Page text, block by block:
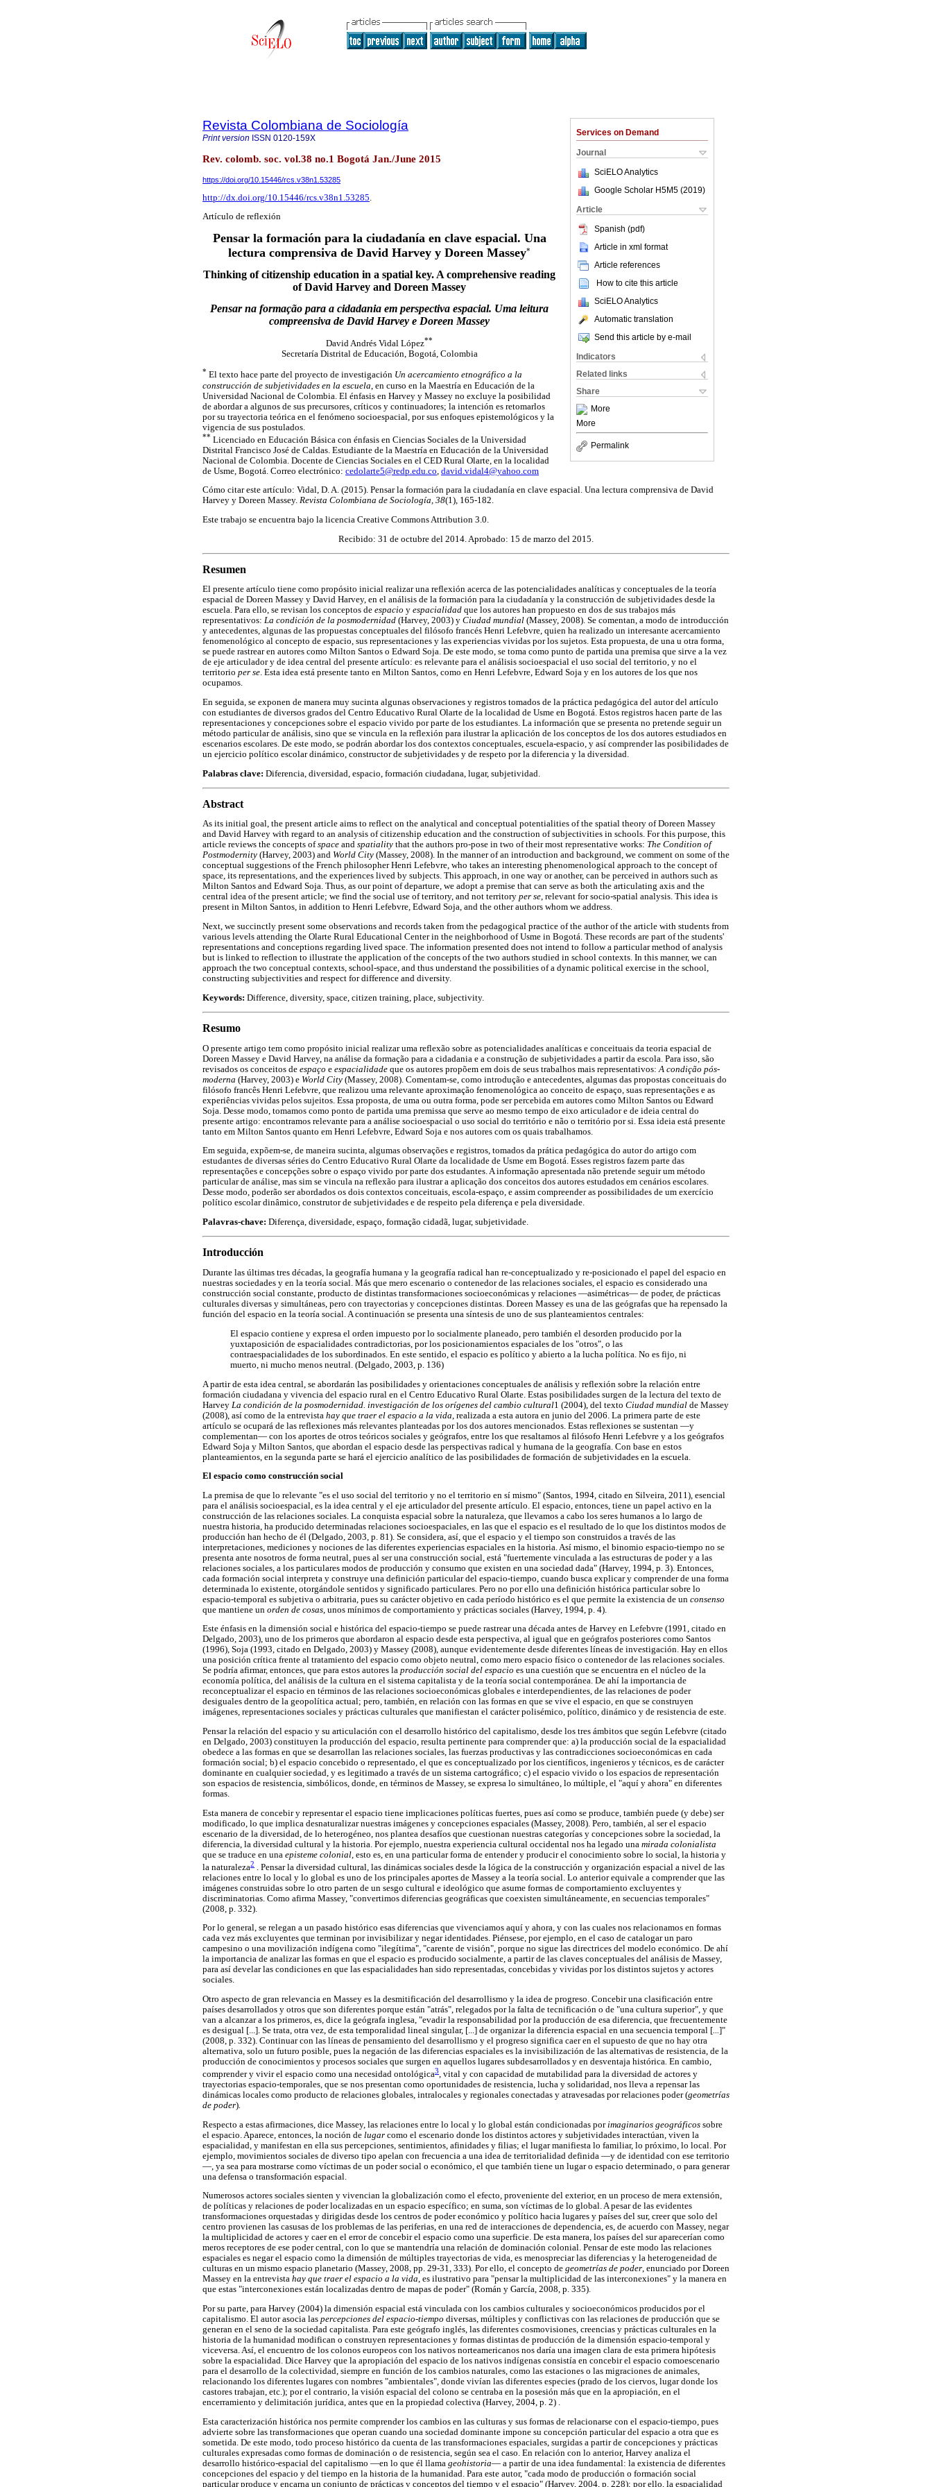
Services on Demand
Journal
SciELO Analytics
Google Scholar H5M5 (2019)
Article
Spanish (pdf)
Article in xml format
Article references
How to cite this article
SciELO Analytics
Automatic translation
Send this article by e-mail
Indicators
Related links
Share
More
More
Permalink
Revista Colombiana de Sociología
Print version ISSN 0120-159X
Rev. colomb. soc. vol.38 no.1 Bogotá Jan./June 2015
https://doi.org/10.15446/rcs.v38n1.53285
http://dx.doi.org/10.15446/rcs.v38n1.53285
Artículo de reflexión
Pensar la formación para la ciudadanía en clave espacial. Una
lectura comprensiva de David Harvey y Doreen Massey*
Thinking of citizenship education in a spatial key. A comprehensive reading
of David Harvey and Doreen Massey
Pensar na formação para a cidadania em perspectiva espacial. Uma leitura
compreensiva de David Harvey e Doreen Massey
David Andrés Vidal López**
Secretaría Distrital de Educación, Bogotá, Colombia
* El texto hace parte del proyecto de investigación Un acercamiento etnográfico a la
construcción de subjetividades en la escuela , en curso en la Maestría en Educación de la
Universidad Nacional de Colombia. El énfasis en Harvey y Massey no excluye la posibilidad
de abordar a algunos de sus precursores, críticos y continuadores; la intención es retomarlos
por su trayectoria teórica en el fenómeno socioespacial, por sus enfoques epistemológicos y la
vigencia de sus postulados.
** Licenciado en Educación Básica con énfasis en Ciencias Sociales de la Universidad
Distrital Francisco José de Caldas. Estudiante de la Maestría en Educación de la Universidad
Nacional de Colombia. Docente de Ciencias Sociales en el CED Rural Olarte, en la localidad
de Usme, Bogotá. Correo electrónico: cedolarte5@redp.edu.co david.vidal4@yahoo.com
Cómo citar este artículo: Vidal, D. A. (2015). Pensar la formación para la ciudadanía en clave espacial. Una lectura comprensiva de David
Harvey y Doreen Massey. Revista Colombiana de Sociología, 38(1), 165-182.
Este trabajo se encuentra bajo la licencia Creative Commons Attribution 3.0.
Recibido: 31 de octubre del 2014. Aprobado: 15 de marzo del 2015.
Resumen
El presente artículo tiene como propósito inicial realizar una reflexión acerca de las potencialidades analíticas y conceptuales de la teoría
espacial de Doreen Massey y David Harvey, en el análisis de la formación para la ciudadanía y la construcción de subjetividades desde la
escuela. Para ello, se revisan los conceptos de espacio y espacialidad que los autores han propuesto en dos de sus trabajos más
representativos: La condición de la posmodernidad (Harvey, 2003) y Ciudad mundial (Massey, 2008). Se comentan, a modo de introducción
y antecedentes, algunas de las propuestas conceptuales del filósofo francés Henri Lefebvre, quien ha realizado un interesante acercamiento
fenomenológico al concepto de espacio, sus representaciones y las experiencias vividas por los sujetos. Esta propuesta, de una u otra forma,
se puede rastrear en autores como Milton Santos o Edward Soja. De este modo, se toma como punto de partida una premisa que sirve a la vez
de eje articulador y de idea central del presente artículo: es relevante para el análisis socioespacial el uso social del territorio, y no el
territorio per se. Esta idea está presente tanto en Milton Santos, como en Henri Lefebvre, Edward Soja y en los autores de los que nos
ocupamos.
En seguida, se exponen de manera muy sucinta algunas observaciones y registros tomados de la práctica pedagógica del autor del artículo
con estudiantes de diversos grados del Centro Educativo Rural Olarte de la localidad de Usme en Bogotá. Estos registros hacen parte de las
representaciones y concepciones sobre el espacio vivido por parte de los estudiantes. La información que se presenta no pretende seguir un
método particular de análisis, sino que se vincula en la reflexión para ilustrar la aplicación de los conceptos de los dos autores estudiados en
escenarios escolares. De este modo, se podrán abordar los dos contextos conceptuales, escuela-espacio, y así comprender las posibilidades de
un ejercicio político escolar dinámico, constructor de subjetividades y de respeto por la diferencia y la diversidad.
Palabras clave: Diferencia, diversidad, espacio, formación ciudadana, lugar, subjetividad.
Abstract
As its initial goal, the present article aims to reflect on the analytical and conceptual potentialities of the spatial theory of Doreen Massey
and David Harvey with regard to an analysis of citizenship education and the construction of subjectivities in schools. For this purpose, this
article reviews the concepts ofspace and spatiality that the authors pro-pose in two of their most representative works: The Condition of
Postmodernity (Harvey, 2003) and World City (Massey, 2008). In the manner of an introduction and background, we comment on some of the
conceptual suggestions of the French philosopher Henri Lefebvre, who takes an interesting phenomenological approach to the concept of
space, its representations, and the experiences lived by subjects. This approach, in one way or another, can be perceived in authors such as
Milton Santos and Edward Soja. Thus, as our point of departure, we adopt a premise that can serve as both the articulating axis and the
central idea of the present article; we find the social use of territory, and not territory per se, relevant for socio-spatial analysis. This idea is
present in Milton Santos, in addition to Henri Lefebvre, Edward Soja, and the other authors whom we address.
Next, we succinctly present some observations and records taken from the pedagogical practice of the author of the article with students from
various levels attending the Olarte Rural Educational Center in the neighborhood of Usme in Bogotá. These records are part of the students'
representations and conceptions regarding lived space. The information presented does not intend to follow a particular method of analysis
but is linked to reflection to illustrate the application of the concepts of the two authors studied in school contexts. In this manner, we can
approach the two conceptual contexts, school-space, and thus understand the possibilities of a dynamic political exercise in the school,
constructing subjectivities and respect for difference and diversity.
Keywords: Difference, diversity, space, citizen training, place, subjectivity.
Resumo
O presente artigo tem como propósito inicial realizar uma reflexão sobre as potencialidades analíticas e conceituais da teoria espacial de
Doreen Massey e David Harvey, na análise da formação para a cidadania e a construção de subjetividades a partir da escola. Para isso, são
revisados os conceitos de espaço e espacialidade que os autores propõem em dois de seus trabalhos mais representativos: A condição pós-
moderna (Harvey, 2003) e World City (Massey, 2008). Comentam-se, como introdução e antecedentes, algumas das propostas conceituais do
filósofo francês Henri Lefebvre, que realizou uma relevante aproximação fenomenológica ao conceito de espaço, suas representações e as
experiências vividas pelos sujeitos. Essa proposta, de uma ou outra forma, pode ser percebida em autores como Milton Santos ou Edward
Soja. Desse modo, tomamos como ponto de partida uma premissa que serve ao mesmo tempo de eixo articulador e de ideia central do
presente artigo: encontramos relevante para a análise socioespacial o uso social do território e não o território por si. Essa ideia está presente
tanto em Milton Santos quanto em Henri Lefebvre, Edward Soja e nos autores com os quais trabalhamos.
Em seguida, expõem-se, de maneira sucinta, algumas observações e registros, tomados da prática pedagógica do autor do artigo com
estudantes de diversas séries do Centro Educativo Rural Olarte da localidade de Usme em Bogotá. Esses registros fazem parte das
representações e concepções sobre o espaço vivido por parte dos estudantes. A informação apresentada não pretende seguir um método
particular de análise, mas sim se vincula na reflexão para ilustrar a aplicação dos conceitos dos autores estudados em cenários escolares.
Desse modo, poderão ser abordados os dois contextos conceituais, escola-espaço, e assim compreender as possibilidades de um exercício
político escolar dinâmico, construtor de subjetividades e de respeito pela diferença e pela diversidade.
Palavras-chave: Diferença, diversidade, espaço, formação cidadã, lugar, subjetividade.
Introducción
Durante las últimas tres décadas, la geografía humana y la geografía radical han re-conceptualizado y re-posicionado el papel del espacio en
nuestras sociedades y en la teoría social. Más que mero escenario o contenedor de las relaciones sociales, el espacio es considerado una
construcción social constante, producto de distintas transformaciones socioeconómicas y relaciones —asimétricas— de poder, de prácticas
culturales diversas y simultáneas, pero con trayectorias y concepciones distintas. Doreen Massey es una de las geógrafas que ha repensado la
función del espacio en la teoría social. A continuación se presenta una síntesis de uno de sus planteamientos centrales:
El espacio contiene y expresa el orden impuesto por lo socialmente planeado, pero también el desorden producido por la
yuxtaposición de espacialidades contradictorias, por los posicionamientos espaciales de los "otros", o las
contraespacialidades de los subordinados. En este sentido, el espacio es político y abierto a la lucha política. No es fijo, ni
muerto, ni mucho menos neutral. (Delgado, 2003, p. 136)
A partir de esta idea central, se abordarán las posibilidades y orientaciones conceptuales de análisis y reflexión sobre la relación entre
formación ciudadana y vivencia del espacio rural en el Centro Educativo Rural Olarte. Estas posibilidades surgen de la lectura del texto de
Harvey La condición de la posmodernidad. investigación de los orígenes del cambio cultural1 (2004), del texto Ciudad mundial de Massey
(2008), así como de la entrevista hay que traer el espacio a la vida , realizada a esta autora en junio del 2006. La primera parte de este
artículo se ocupará de las reflexiones más relevantes planteadas por los dos autores mencionados. Estas reflexiones se sustentan —y
complementan— con los aportes de otros teóricos sociales y geógrafos, entre los que resaltamos al filósofo Henri Lefebvre y a los geógrafos
Edward Soja y Milton Santos, que abordan el espacio desde las perspectivas radical y humana de la geografía. Con base en estos
planteamientos, en la segunda parte se hará el ejercicio analítico de las posibilidades de formación de subjetividades en la escuela.
El espacio como construcción social
La premisa de que lo relevante "es el uso social del territorio y no el territorio en sí mismo" (Santos, 1994, citado en Silveira, 2011), esencial
para el análisis socioespacial, es la idea central y el eje articulador del presente artículo. El espacio, entonces, tiene un papel activo en la
construcción de las relaciones sociales. La conquista espacial sobre la naturaleza, que llevamos a cabo los seres humanos a lo largo de
nuestra historia, ha producido determinadas relaciones socioespaciales, en las que el espacio es el resultado de lo que los distintos modos de
producción han hecho de él (Delgado, 2003, p. 81). Se considera, así, que el espacio y el tiempo son construidos a través de las
interpretaciones, mediciones y nociones de las diferentes experiencias espaciales en la historia. Así mismo, el binomio espacio-tiempo no se
presenta ante nosotros de forma neutral, pues al ser una construcción social, está "fuertemente vinculada a las estructuras de poder y a las
relaciones sociales, a los particulares modos de producción y consumo que existen en una sociedad dada" (Harvey, 1994, p. 3). Entonces,
cada formación social interpreta y construye una definición particular del espacio-tiempo, cuando busca explicar y comprender de una forma
determinada lo existente, otorgándole sentidos y significado particulares. Pero no por ello una definición histórica particular sobre lo
espacio-temporal es subjetiva o arbitraria, pues su carácter objetivo en cada período histórico es el que permite la existencia de un consenso
que mantiene un orden de cosas , unos mínimos de comportamiento y prácticas sociales (Harvey, 1994, p. 4).
Este énfasis en la dimensión social e histórica del espacio-tiempo se puede rastrear una década antes de Harvey en Lefebvre (1991, citado en
Delgado, 2003), uno de los primeros que abordaron al espacio desde esta perspectiva, al igual que en geógrafos posteriores como Santos
(1996), Soja (1993, citado en Delgado, 2003) y Massey (2008), aunque evidentemente desde diferentes líneas de investigación. Hay en ellos
una posición crítica frente al tratamiento del espacio como objeto neutral, como mero espacio físico o contenedor de las relaciones sociales.
Se podría afirmar, entonces, que para estos autores la producción social del espacio es una cuestión que se encuentra en el núcleo de la
economía política, del análisis de la cultura en el sistema capitalista y de la teoría social contemporánea. De ahí la importancia de
reconceptualizar el espacio en términos de las relaciones socioeconómicas globales e interdependientes, de las relaciones de poder
desiguales dentro de la geopolítica actual; pero, también, en relación con las formas en que se vive el espacio, en que se construyen
imágenes, representaciones sociales y prácticas culturales que manifiestan el carácter polisémico, político, dinámico y de resistencia de este.
Pensar la relación del espacio y su articulación con el desarrollo histórico del capitalismo, desde los tres ámbitos que según Lefebvre (citado
en Delgado, 2003) constituyen la producción del espacio, resulta pertinente para comprender que: a) la producción social de la espacialidad
obedece a las formas en que se desarrollan las relaciones sociales, las fuerzas productivas y las contradicciones socioeconómicas en cada
formación social; b) el espacio concebido o representado, el que es conceptualizado por los científicos, ingenieros y técnicos, es de carácter
dominante en cualquier sociedad, y es legitimado a través de un sistema cartográfico; c) el espacio vivido o los espacios de representación
son espacios de resistencia, simbólicos, donde, en términos de Massey, se expresa lo simultáneo, lo múltiple, el "aquí y ahora" en diferentes
formas.
Esta manera de concebir y representar el espacio tiene implicaciones políticas fuertes, pues así como se produce, también puede (y debe) ser
modificado, lo que implica desnaturalizar nuestras imágenes y concepciones espaciales (Massey, 2008). Pero, también, al ser el espacio
escenario de la diversidad, de lo heterogéneo, nos plantea desafíos que cuestionan nuestras categorías y concepciones sobre la sociedad, la
diferencia, la diversidad cultural y la historia. Por ejemplo, nuestra experiencia cultural occidental nos ha legado una mirada colonialista
que se traduce en una episteme colonial, esto es, en una particular forma de entender y producir el conocimiento sobre lo social, la historia y
la naturaleza2 . Pensar la diversidad cultural, las dinámicas sociales desde la lógica de la construcción y organización espacial a nivel de las
relaciones entre lo local y lo global es uno de los principales aportes de Massey a la teoría social. Lo anterior equivale a comprender que las
imágenes construidas sobre lo otro parten de un sesgo cultural e ideológico que asume formas de comportamiento excluyentes y
discriminatorias. Como afirma Massey, "convertimos diferencias geográficas que coexisten simultáneamente, en secuencias temporales"
(2008, p. 332).
Por lo general, se relegan a un pasado histórico esas diferencias que vivenciamos aquí y ahora, y con las cuales nos relacionamos en formas
cada vez más excluyentes que terminan por invisibilizar y negar identidades. Piénsese, por ejemplo, en el caso de catalogar un paro
campesino o una movilización indígena como "ilegítima", "carente de visión", porque no sigue las directrices del modelo económico. De ahí
la importancia de analizar las formas en que el espacio es producido socialmente, a partir de las claves conceptuales del análisis de Massey,
para así develar las condiciones en que las espacialidades han sido representadas, concebidas y vividas por los distintos sujetos y actores
sociales.
Otro aspecto de gran relevancia en Massey es la desmitificación del desarrollismo y la idea de progreso. Concebir una clasificación entre
países desarrollados y otros que son diferentes porque están "atrás", relegados por la falta de tecnificación o de "una cultura superior", y que
van a alcanzar a los primeros, es, dice la geógrafa inglesa, "evadir la responsabilidad por la producción de esa diferencia, que frecuentemente
es desigual [...]. Se trata, otra vez, de esta temporalidad lineal singular, [...] de organizar la diferencia espacial en una secuencia temporal [...]"
(2008, p. 332). Continuar con las líneas de pensamiento del desarrollismo y el progreso significa caer en el supuesto de que no hay otra
alternativa, solo un futuro posible, pues la negación de las diferencias espaciales es la invisibilización de las alternativas de resistencia, de la
producción de conocimientos y procesos sociales que surgen en aquellos lugares subdesarrollados y en desventaja histórica. En cambio,
comprender y vivir el espacio como una necesidad ontológica3, vital y con capacidad de mutabilidad para la diversidad de actores y
trayectorias espacio-temporales, que se nos presentan como oportunidades de resistencia, lucha y solidaridad, nos lleva a repensar las
dinámicas locales como producto de relaciones globales, intralocales y regionales conectadas y atravesadas por relaciones poder (geometrías
de poder).
Respecto a estas afirmaciones, dice Massey, las relaciones entre lo local y lo global están condicionadas porimaginarios geográficos sobre
el espacio. Aparece, entonces, la noción de lugar como el escenario donde los distintos actores y subjetividades interactúan, viven la
espacialidad, y manifestan en ella sus percepciones, sentimientos, afinidades y filias; el lugar manifiesta lo familiar, lo próximo, lo local. Por
ejemplo, movimientos sociales de diverso tipo apelan con frecuencia a una idea de territorialidad definida —y de identidad con ese territorio
—, ya sea para mostrarse como víctimas de un poder social o económico, el que también tiene un lugar o espacio determinado, o para generar
una defensa o transformación espacial.
Numerosos actores sociales sienten y vivencian la globalización como el efecto, proveniente del exterior, en un proceso de mera extensión,
de políticas y relaciones de poder localizadas en un espacio específico; en suma, son víctimas de lo global. A pesar de las evidentes
transformaciones orquestadas y dirigidas desde los centros de poder económico y político hacia lugares y países del sur, creer que solo del
centro provienen las casusas de los problemas de las periferias, en una red de interacciones de dependencia, es, de acuerdo con Massey, negar
la multiplicidad de actores y caer en el error de concebir el espacio como una superficie. De esta manera, los países del sur aparecerían como
meros receptores de ese poder central, con lo que se mantendría una relación de dominación colonial. Pensar de este modo las relaciones
espaciales es negar el espacio como la dimensión de múltiples trayectorias de vida, es menospreciar las diferencias y la heterogeneidad de
culturas en un mismo espacio planetario (Massey, 2008, pp. 29-31, 333). Por ello, el concepto de geometrías de poder, enunciado por Doreen
Massey en la entrevista hay que traer el espacio a la vida, es ilustrativo para "pensar la multiplicidad de las interconexiones" y la manera en
que estas "interconexiones están localizadas dentro de mapas de poder" (Román y García, 2008, p. 335).
Por su parte, para Harvey (2004) la dimensión espacial está vinculada con los cambios culturales y socioeconómicos producidos por el
capitalismo. El autor asocia las percepciones del espacio-tiempo diversas, múltiples y conflictivas con las relaciones de producción que se
generan en el seno de la sociedad capitalista. Para este geógrafo inglés, las diferentes cosmovisiones, creencias y prácticas culturales en la
historia de la humanidad modifican o construyen representaciones y formas distintas de producción de la dimensión espacio-temporal y
viceversa. Así, el encuentro de los colonos europeos con los nativos norteamericanos nos daría una imagen clara de esta primera hipótesis
sobre la espacialidad. Dice Harvey que la apropiación del espacio de los nativos indígenas consistía en concebir el espacio comoescenario
para el desarrollo de la colectividad, siempre en función de los cambios naturales, como las estaciones o las migraciones de animales,
relacionando los diferentes lugares con nombres "ambientales", donde vivían las diferentes especies (prado de los ciervos, lugar donde los
castores trabajan, etc.); por el contrario, la visión espacial del colono se centraba en la posesión más que en la apropiación, en el
encerramiento y delimitación jurídica, antes que en la propiedad colectiva (Harvey, 2004, p. 2) .
Esta caracterización histórica nos permite comprender los cambios en las culturas y sus formas de relacionarse con el espacio-tiempo, pues
advierte sobre las transformaciones que operan cuando una sociedad dominante impone su concepción particular del espacio a otra que es
sometida. De este modo, todo proceso histórico da cuenta de las transformaciones espaciales, surgidas a partir de concepciones y prácticas
culturales expresadas como formas de dominación o de resistencia, según sea el caso. En relación con lo anterior, Harvey analiza el
desarrollo histórico-espacial del capitalismo —en lo que él llama geohistoria— a partir de una idea fundamental: la existencia de diferentes
concepciones del espacio y del tiempo en la historia de la humanidad. Para este autor, "cada modo de producción o formación social
particular produce y encarna un conjunto de prácticas y conceptos del tiempo y el espacio" (Harvey, 2004, p. 228); por ello, la espacialidad